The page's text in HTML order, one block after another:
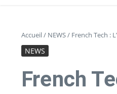
Accueil/ NEWS/ French Tech :
NEWS
French